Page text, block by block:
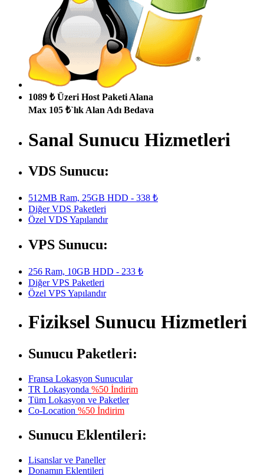
1089 ₺ Üzeri Host Paketi Alana
Max 105 ₺`lık Alan Adı Bedava
Sanal Sunucu Hizmetleri
VDS Sunucu:
512MB Ram, 25GB HDD - 338 ₺
Diğer VDS Paketleri
Özel VDS Yapılandır
VPS Sunucu:
256 Ram, 10GB HDD - 233 ₺
Diğer VPS Paketleri
Özel VPS Yapılandır
Fiziksel Sunucu Hizmetleri
Sunucu Paketleri:
Fransa Lokasyon Sunucular
TR Lokasyonda %50 İndirim
Tüm Lokasyon ve Paketler
Co-Location %50 İndirim
Sunucu Eklentileri:
Lisanslar ve Paneller
Donamın Eklentileri